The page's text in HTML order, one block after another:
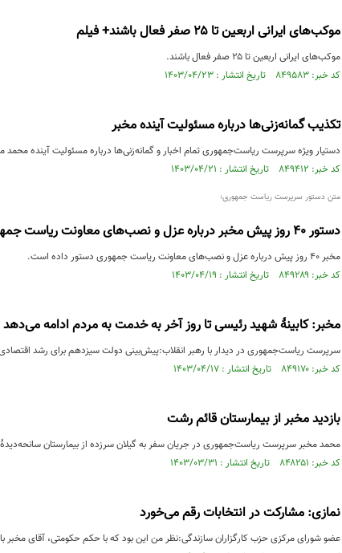
موکب‌های ایرانی اربعین تا ۲۵ صفر فعال باشند+ فیلم
موکب‌های ایرانی اربعین تا ۲۵ صفر فعال باشند.
کد خبر: ۸۴۹۵۸۳ تاریخ انتشار : ۱۴۰۳/۰۴/۲۳
تکذیب گمانه‌زنی‌ها درباره مسئولیت آینده مخبر
دستیار ویژه سرپرست ریاست‌جمهوری تمام اخبار و گمانه‌زنی‌ها درباره مسئولیت آینده محمد
کد خبر: ۸۴۹۴۱۲ تاریخ انتشار : ۱۴۰۳/۰۴/۲۱
متن دستور سرپرست ریاست جمهوری؛
دستور ۴۰ روز پیش مخبر درباره عزل و نصب‌های معاونت ریاست جمهوری
مخبر ۴۰ روز پیش درباره عزل و نصب‌های معاونت ریاست جمهوری دستور داده است.
کد خبر: ۸۴۹۲۸۹ تاریخ انتشار : ۱۴۰۳/۰۴/۱۹
مخبر: کابینۀ شهید رئیسی تا روز آخر به خدمت به مردم ادامه می‌دهد
سرپرست ریاست‌جمهوری در دیدار با رهبر انقلاب:پیش‌بینی دولت سیزدهم برای رشد اقتصادی در سال جاری، ۸ درصد است که اگر
کد خبر: ۸۴۹۱۷۰ تاریخ انتشار : ۱۴۰۳/۰۴/۱۷
بازدید مخبر از بیمارستان قائم رشت
محمد مخبر سرپرست ریاست‌جمهوری در جریان سفر به گیلان سرزده از بیمارستان سانحه‌دیدۀ
کد خبر: ۸۴۸۲۵۱ تاریخ انتشار : ۱۴۰۳/۰۳/۳۱
نمازی: مشارکت در انتخابات رقم می‌خورد
عضو شورای مرکزی حزب کارگزاران سازندگی:نظر من این بود که با حکم حکومتی، آقای